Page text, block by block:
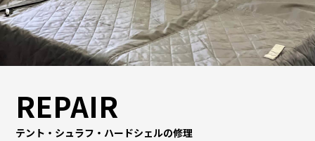
REPAIR
テント・シュラフ・ハードシェルの修理